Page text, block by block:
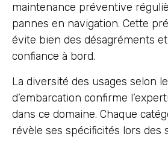
maintenance préventive
pannes en navigation. Cette
évite bien des désagréments
confiance à bord.
La diversité des usages selon
d’embarcation confirme
dans ce domaine. Chaque
révèle ses spécificités lors des